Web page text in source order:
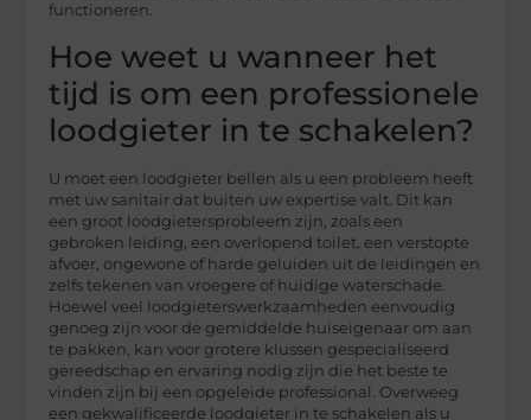
functioneren.
Hoe weet u wanneer het
tijd is om een professionele
loodgieter in te schakelen?
U moet een loodgieter bellen als u een probleem heeft
met uw sanitair dat buiten uw expertise valt. Dit kan
een groot loodgietersprobleem zijn, zoals een
gebroken leiding, een overlopend toilet, een verstopte
afvoer, ongewone of harde geluiden uit de leidingen en
zelfs tekenen van vroegere of huidige waterschade.
Hoewel veel loodgieterswerkzaamheden eenvoudig
genoeg zijn voor de gemiddelde huiseigenaar om aan
te pakken, kan voor grotere klussen gespecialiseerd
gereedschap en ervaring nodig zijn die het beste te
vinden zijn bij een opgeleide professional. Overweeg
een gekwalificeerde loodgieter in te schakelen als u